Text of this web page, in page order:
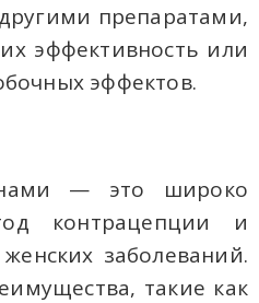
препаратами,
эффективность или
эффектов.
— это широко
контрацепции и
заболеваний.
такие как